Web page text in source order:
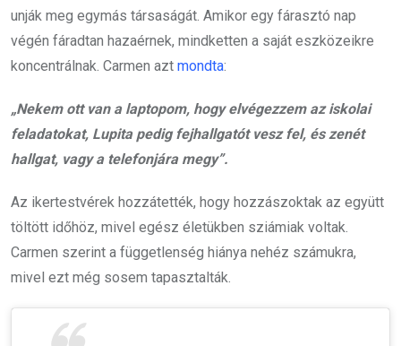
unják meg egymás társaságát. Amikor egy fárasztó nap
végén fáradtan hazaérnek, mindketten a saját eszközeikre
koncentrálnak. Carmen azt mondta:
„Nekem ott van a laptopom, hogy elvégezzem az iskolai
feladatokat, Lupita pedig fejhallgatót vesz fel, és zenét
hallgat, vagy a telefonjára megy”.
Az ikertestvérek hozzátették, hogy hozzászoktak az együtt
töltött időhöz, mivel egész életükben sziámiak voltak.
Carmen szerint a függetlenség hiánya nehéz számukra,
mivel ezt még sosem tapasztalták.